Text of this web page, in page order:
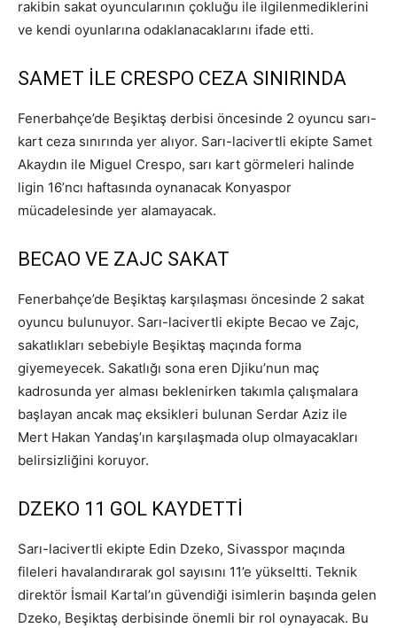
rakibin sakat oyuncularının çokluğu ile ilgilenmediklerini
ve kendi oyunlarına odaklanacaklarını ifade etti.
SAMET İLE CRESPO CEZA SINIRINDA
Fenerbahçe’de Beşiktaş derbisi öncesinde 2 oyuncu sarı-
kart ceza sınırında yer alıyor. Sarı-lacivertli ekipte Samet
Akaydın ile Miguel Crespo, sarı kart görmeleri halinde
ligin 16’ncı haftasında oynanacak Konyaspor
mücadelesinde yer alamayacak.
BECAO VE ZAJC SAKAT
Fenerbahçe’de Beşiktaş karşılaşması öncesinde 2 sakat
oyuncu bulunuyor. Sarı-lacivertli ekipte Becao ve Zajc,
sakatlıkları sebebiyle Beşiktaş maçında forma
giyemeyecek. Sakatlığı sona eren Djiku’nun maç
kadrosunda yer alması beklenirken takımla çalışmalara
başlayan ancak maç eksikleri bulunan Serdar Aziz ile
Mert Hakan Yandaş’ın karşılaşmada olup olmayacakları
belirsizliğini koruyor.
DZEKO 11 GOL KAYDETTİ
Sarı-lacivertli ekipte Edin Dzeko, Sivasspor maçında
fileleri havalandırarak gol sayısını 11’e yükseltti. Teknik
direktör İsmail Kartal’ın güvendiği isimlerin başında gelen
Dzeko, Beşiktaş derbisinde önemli bir rol oynayacak. Bu